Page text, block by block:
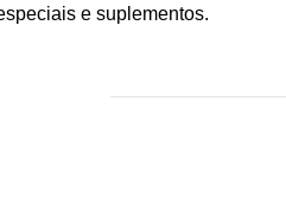
e suplementos.